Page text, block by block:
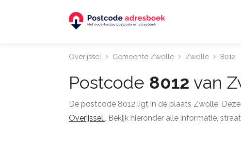
Overijssel Gemeente Zwolle Zwolle 8012
Postcode 8012 van
De postcode 8012 ligt in de plaats Zwolle.
Overijssel.. Bekijk hieronder alle informatie,